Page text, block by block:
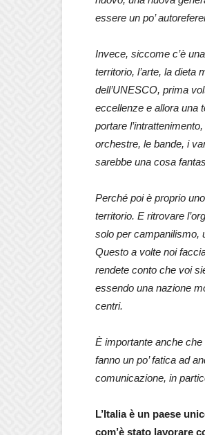
essere un po’
Invece, siccome c’è
territorio, l’arte, la
dell’UNESCO, prima
eccellenze e allora una
portare
orchestre, le bande, i
sarebbe una cosa
Perché poi è proprio
territorio. E ritrovare
solo per campanilismo,
Questo a volte noi
rendete conto che voi
essendo una nazione
centri.
È importante anche
fanno un po’ fatica ad
comunicazione, in
L’Italia è un paese
com’è stato lavorare